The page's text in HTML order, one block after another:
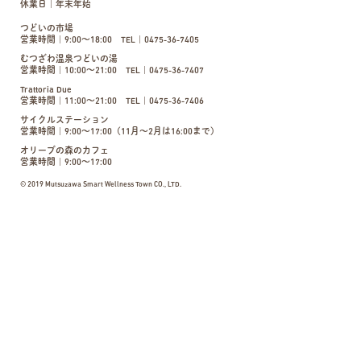
休業日｜年末年始
つどいの市場
営業時間｜9:00〜18:00 TEL｜0475-36-7405
むつざわ温泉つどいの湯
営業時間｜10:00〜21:00 TEL｜0475-36-7407
Trattoria Due
営業時間｜11:00〜21:00 TEL｜0475-36-7406
サイクルステーション
営業時間｜9:00～17:00（11月～2月は16:00まで）
オリーブの森のカフェ
営業時間｜9:00〜17:00
© 2019 Mutsuzawa Smart Wellness Town CO., LTD.